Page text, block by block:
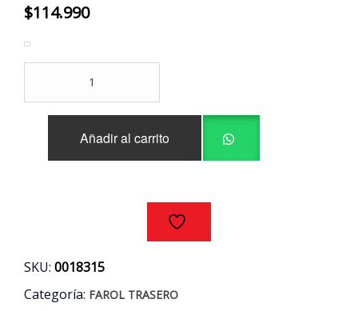
$114.990
IZQUIERDO
HYUNDAI
Añadir al carrito
SKU: 0018315
Categoría: FAROL TRASERO